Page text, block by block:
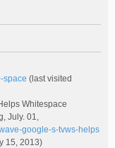
space (last visited
Whitespace
July. 01,
google-s-tvws-helps
15, 2013)